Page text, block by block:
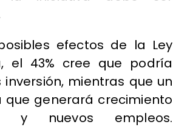
efectos de la Ley
el 43% cree que podría
mientras que un
que generará crecimiento
y nuevos empleos.